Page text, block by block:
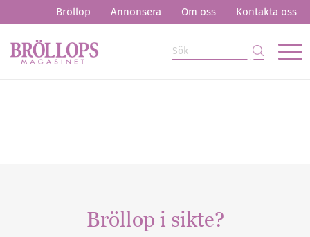
Bröllop Annonsera Om oss Kontakta oss
Bröllop i sikte?